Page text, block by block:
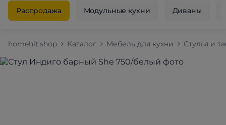
Распродажа Модульные кухни Диваны
homehit.shop Каталог Мебель для кухни Стулья и